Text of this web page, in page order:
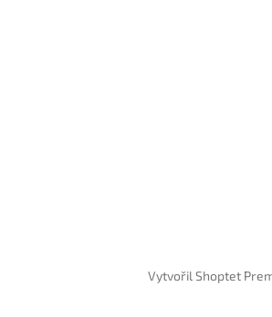
Vytvořil Shoptet